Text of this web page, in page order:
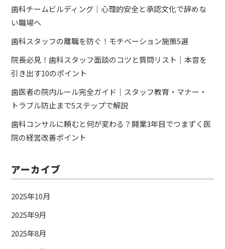
歯科チームビルディング｜心理的安全と承認文化で辞めな
い職場へ
歯科スタッフの離職を防ぐ！モチベーション施策5選
院長必見！歯科スタッフ面談のコツと質問リスト｜本音を
引き出す10のポイント
歯医者の院内ルール完全ガイド｜スタッフ教育・マナー・
トラブル防止まで5ステップで解説
歯科コンサルに頼むと何が変わる？開業3年目でつまずく医
院の経営改善ポイント
アーカイブ
2025年10月
2025年9月
2025年8月